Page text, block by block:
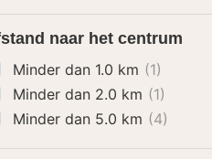
naar het centrum
Minder dan 1.0 km (1)
Minder dan 2.0 km (1)
Minder dan 5.0 km (4)